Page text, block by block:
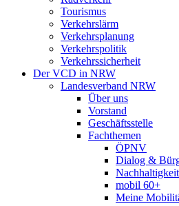
Tourismus
Verkehrslärm
Verkehrsplanung
Verkehrspolitik
Verkehrssicherheit
Der VCD in NRW
Landesverband NRW
Über uns
Vorstand
Geschäftsstelle
Fachthemen
ÖPNV
Dialog &
mobil 60+
Meine